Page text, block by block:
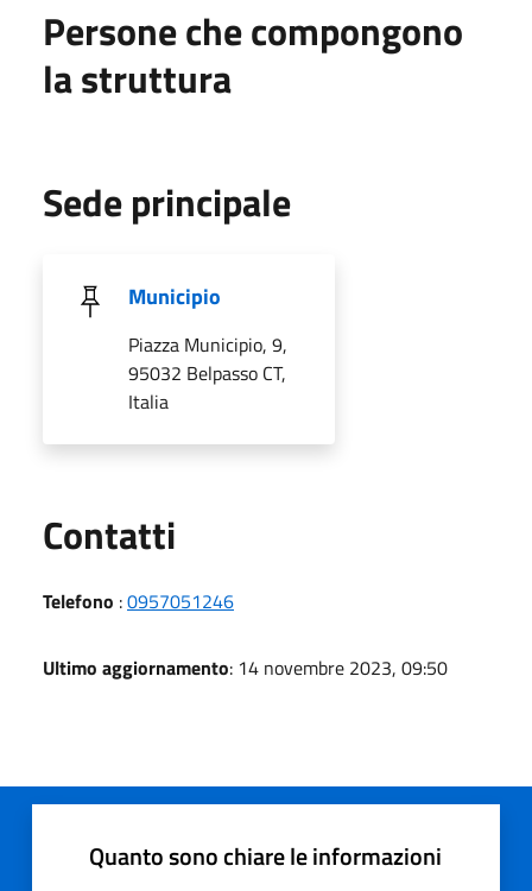
Persone che compongono
la struttura
Sede principale
Municipio
Piazza Municipio, 9,
95032 Belpasso CT,
Italia
Contatti
Telefono :0957051246
Ultimo aggiornamento: 14 novembre 2023, 09:50
Quanto sono chiare le informazioni